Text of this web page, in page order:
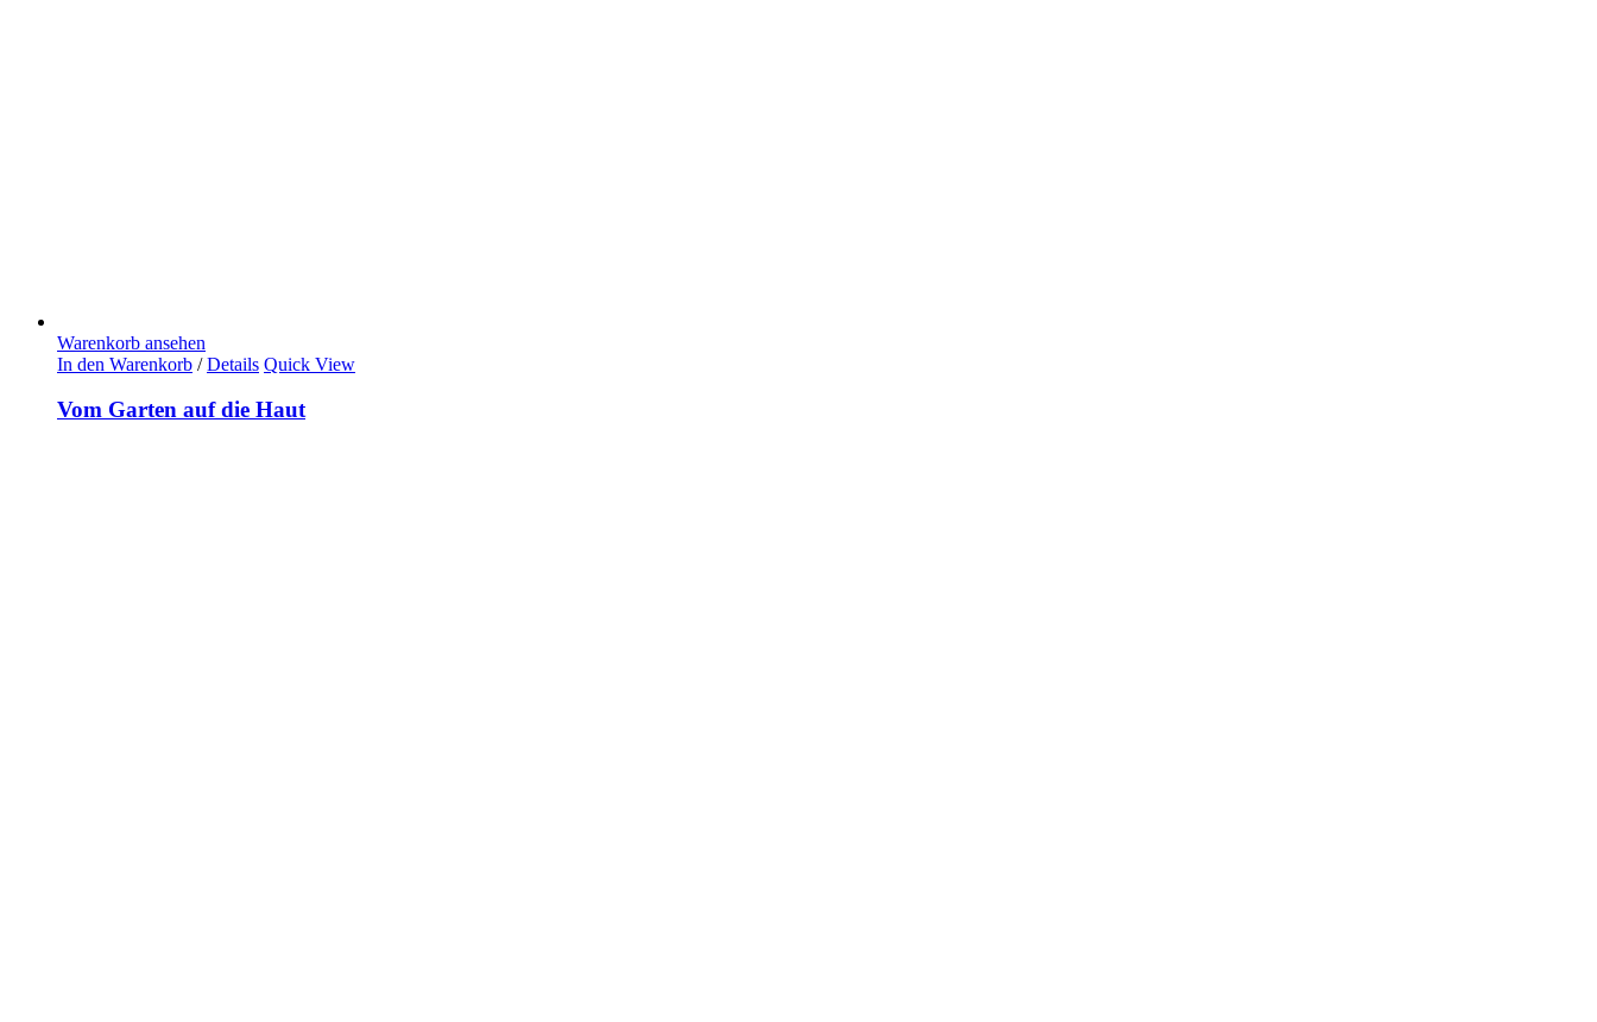
Warenkorb ansehen
In den Warenkorb / Details Quick View
Vom Garten auf die Haut